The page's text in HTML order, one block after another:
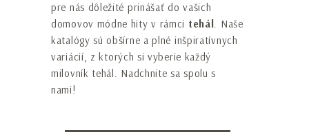
pre nás dôležité prinášať do vašich
domovov módne hity v rámci tehál. Naše
katalógy sú obšírne a plné inšpiratívnych
variácií, z ktorých si vyberie každý
milovník tehál. Nadchnite sa spolu s
nami!
Prihlásim sa na odoberanie newslettrov